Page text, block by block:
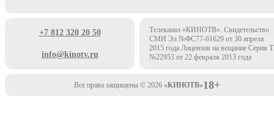
+7 812 320 20 50
info@kinotv.ru
Телеканал «КИНОТВ». Свидетельство
СМИ Эл №ФС77-61629 от 30 апреля
2015 года Лицензия на вещание Серия
№22953 от 22 февраля 2013 года
Все права защищены © 2026 «КИНОТВ»18+